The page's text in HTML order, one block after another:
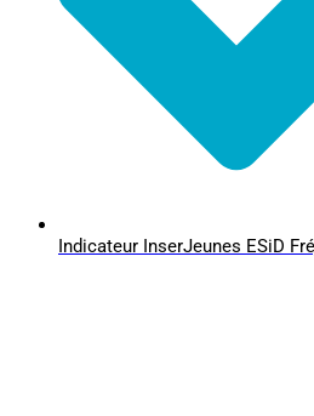
Indicateur InserJeunes ESiD